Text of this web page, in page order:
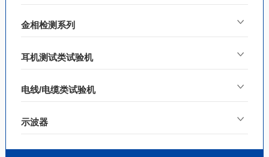
金相检测系列
耳机测试类试验机
电线/电缆类试验机
示波器